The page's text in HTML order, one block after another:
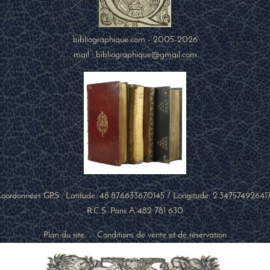
bibliographique.com - 2005-2026
mail : bibliographique@gmail.com
GPS : Latitude:48.876633670145/ Longitude:
R.C.S. Paris A 482 781 630
Plan du site-Conditions de vente et de réservation